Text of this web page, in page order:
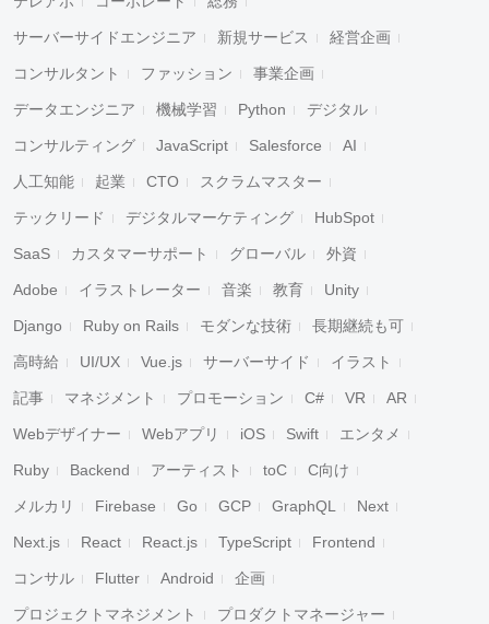
サーバーサイドエンジニア 新規サービス 経営企画
コンサルタント ファッション 事業企画
データエンジニア 機械学習 Python デジタル
コンサルティング JavaScript Salesforce AI
人工知能 起業 CTO スクラムマスター
テックリード デジタルマーケティング HubSpot
SaaS カスタマーサポート グローバル 外資
Adobe イラストレーター 音楽 教育 Unity
Django Ruby on Rails モダンな技術 長期継続も可
高時給 UI/UX Vue.js サーバーサイド イラスト
記事 マネジメント プロモーション C# VR AR
Webデザイナー Webアプリ iOS Swift エンタメ
Ruby Backend アーティスト toC C向け
メルカリ Firebase Go GCP GraphQL Next
Next.js React React.js TypeScript Frontend
コンサル Flutter Android 企画
プロジェクトマネジメント プロダクトマネージャー